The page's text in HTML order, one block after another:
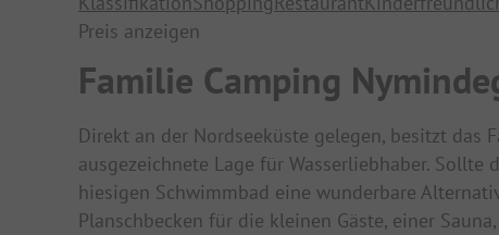
Preis anzeigen
Familie Camping
Direkt an der Nordseeküste gelegen, besitzt das
ausgezeichnete Lage für Wasserliebhaber.
hiesigen Schwimmbad eine wunderbare
Planschbecken für die kleinen Gäste, einer